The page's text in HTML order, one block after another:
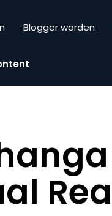
Blogger worden